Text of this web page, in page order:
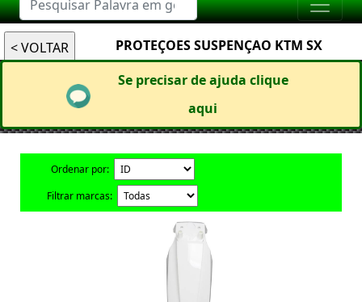
PROTEÇOES SUSPENÇAO KTM SX
Se precisar de ajuda clique
aqui
Ordenar por:
Filtrar marcas: